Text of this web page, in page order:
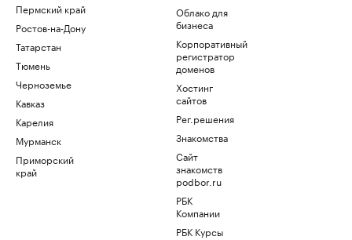
Пермский край
Ростов-на-Дону
Татарстан
Тюмень
Черноземье
Кавказ
Карелия
Мурманск
Приморский
край
Облако для
бизнеса
Корпоративный
регистратор
доменов
Хостинг
сайтов
Рег.решения
Знакомства
Сайт
знакомств
podbor.ru
РБК
Компании
РБК Курсы